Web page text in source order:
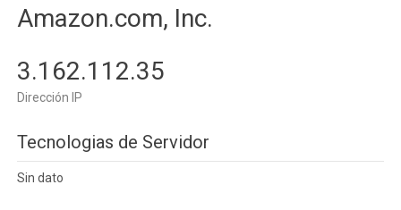
Amazon.com, Inc.
3.162.112.35
Dirección IP
Tecnologias de Servidor
Sin dato